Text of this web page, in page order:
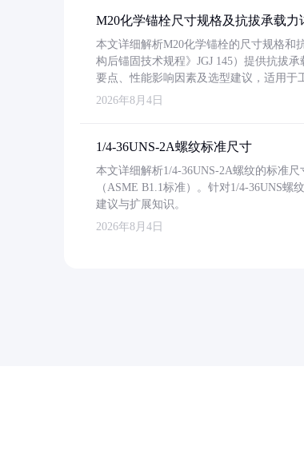
M20化学锚栓尺寸规格及抗拔承载力
本文详细解析M20化学锚栓的尺寸规格和
构后锚固技术规程》JGJ 145）提供抗拔
要点、性能影响因素及选型建议，适用于
2026年8月4日
1/4-36UNS-2A螺纹标准尺寸
本文详细解析1/4-36UNS-2A螺纹的标准
（ASME B1.1标准）。针对1/4-36UNS
建议与扩展知识。
2026年8月4日